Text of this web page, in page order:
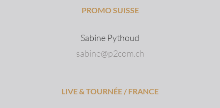
PROMO SUISSE
Sabine Pythoud
sabine@p2com.ch
LIVE & TOURNÉE / FRANCE